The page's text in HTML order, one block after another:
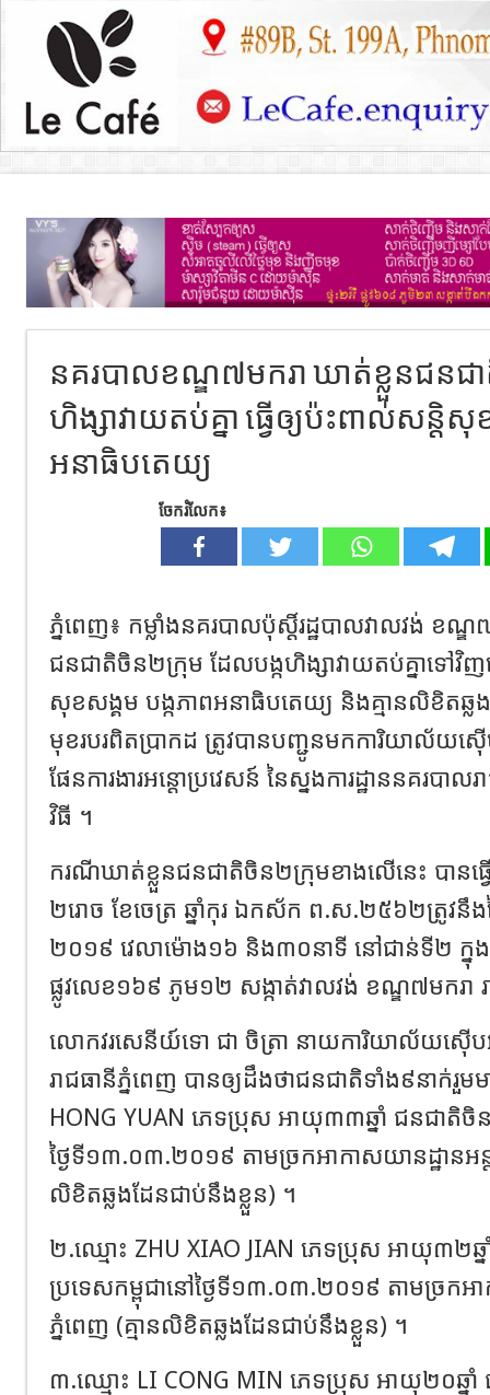
នគរបាលខណ្ឌ៧មករា ឃាត់ខ្លួនជនជ
ហិង្សា​វាយតប់​គ្នា​ ធ្វើ​ឲ្យ​ប៉ះពាល់​សន្តិ
អនាធិបតេយ្យ
ចែករំលែក៖
ភ្នំពេញ៖ កម្លាំង​នគរបាល​ប៉ុស្តិ៍​រដ្ឋបាល​វាលវង់ ​ខណ្ឌ
ជនជាតិ​ចិន​២​ក្រុម​ ដែលបង្ក​ហិង្សា​វាយតប់​គ្នាទៅវិញ
សុខ​សង្គម​ បង្ក​ភាព​អនាធិបតេយ្យ​ និង​គ្មាន​លិខិតឆ្ល
មុខរបរ​ពិតប្រាកដ​ ត្រូវ​បាន​បញ្ជូន​មក​ការិយាល័យ​ស៊ើ
ផែនការ​ងារ​អន្តោប្រវេសន៍​ នៃ​ស្នងការដ្ឋាន​នគរបាល​
វិធី ។
ករណីឃាត់ខ្លួនជនជាតិ​ចិន​២​ក្រុមខាងលើនេះ បានធ្វ
២រោច ខែចេត្រ ឆ្នាំកុរ ឯកស័ក ព.ស.២៥៦២ត្រូវនឹងថ្
២០១៩​ វេលា​ម៉ោង​១៦​ និង​៣០​នាទី​ នៅ​ជាន់​ទី​២​ ក្នុ
ផ្លូវ​លេខ​១៦៩​ ភូម​១២​ សង្កាត់​វាលវង់​ ខណ្ឌ​៧​មក​រា​
លោក​វរសេនីយ៍ទោ​ ជា​ ចិ​ត្រា​ នាយការិយាល័យ​ស៊ើបអ
រាជធានី​ភ្នំពេញ​ បាន​ឲ្យ​ដឹង​ថា​ជនជាតិ​ទាំង​៩​នាក់​រួម​
HONG​ YUAN​ ភេទ​ប្រុស​ អាយុ​៣៣​ឆ្នាំ​ ជនជាតិ​
ថ្ងៃ​ទី​១៣.០៣.២០១៩​ តាម​ច្រក​អាកាសយានដ្ឋាន​អន្ត
លិខិតឆ្លងដែន​ជាប់​នឹង​ខ្លួន​)​ ។ ​
២.​ឈ្មោះ​ ZHU​ XIAO​ JIAN​ ភេទ​ប្រុស​ អាយុ​៣២​
ប្រទេស​កម្ពុជា​នៅ​ថ្ងៃ​ទី​១៣.០៣.២០១៩​ តាម​ច្រក​អា
ភ្នំពេញ​ (​គ្មាន​លិខិតឆ្លងដែន​ជាប់​នឹង​ខ្លួន​)​ ។ ​
៣.​ឈ្មោះ​ LI​ CONG​ MIN​ ភេទ​ប្រុស​ អាយុ​២០​ឆ្ន